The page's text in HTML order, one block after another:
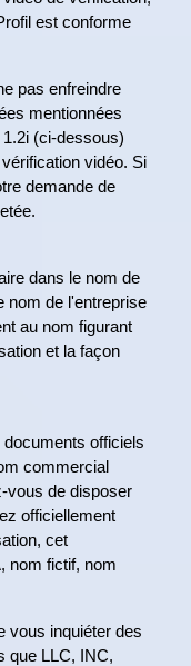
est conforme
pas enfreindre
mentionnées
(ci-dessous)
vidéo. Si
demande de
dans le nom de
nom de l'entreprise
au nom figurant
et la façon
officiels
commercial
vous de disposer
officiellement
cet
nom fictif, nom
vous inquiéter des
que LLC, INC,